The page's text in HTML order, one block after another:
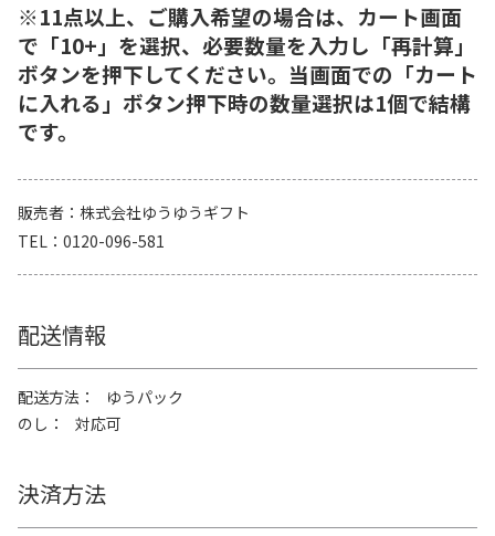
※11点以上、ご購入希望の場合は、カート画面
で「10+」を選択、必要数量を入力し「再計算」
ボタンを押下してください。当画面での「カート
に入れる」ボタン押下時の数量選択は1個で結構
です。
販売者
株式会社ゆうゆうギフト
TEL
0120-096-581
配送情報
配送方法
ゆうパック
のし
対応可
決済方法